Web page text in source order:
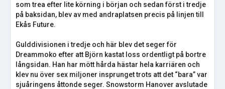
som trea efter lite körning i början och sedan först i tredje
på baksidan, blev av med andraplatsen precis på linjen till
Ekås Future.
Gulddivisionen i tredje och här blev det seger för
Dreammoko efter att Björn kastat loss ordentligt på bortre
långsidan. Han har mött hårda hästar hela karriären och
klev nu över sex miljoner insprunget trots att det “bara” var
sjuåringens åttonde seger. Snowstorm Hanover avslutade